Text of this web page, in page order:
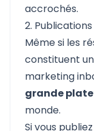
accrochés.
2.
Même si les
constituent
marketing
grande
monde.
Si vous